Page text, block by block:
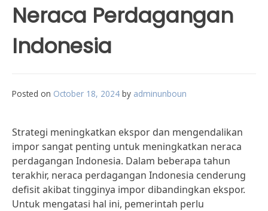
Neraca Perdagangan
Indonesia
Posted on October 18, 2024 by adminunboun
Strategi meningkatkan ekspor dan mengendalikan
impor sangat penting untuk meningkatkan neraca
perdagangan Indonesia. Dalam beberapa tahun
terakhir, neraca perdagangan Indonesia cenderung
defisit akibat tingginya impor dibandingkan ekspor.
Untuk mengatasi hal ini, pemerintah perlu